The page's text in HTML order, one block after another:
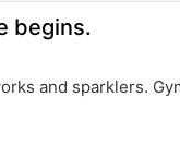
begins.
and sparklers.